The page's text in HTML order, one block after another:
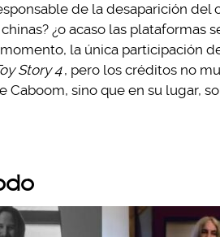
de la desaparición del
¿o acaso las plataformas
la única participación
Story 4 , pero los créditos no
sino que en su lugar,